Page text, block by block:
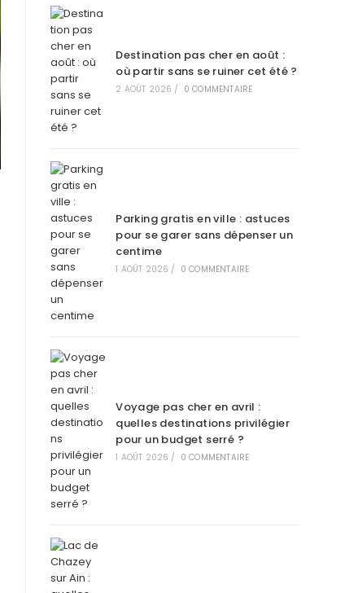
Destination pas cher en août :
où partir sans se ruiner cet été ?
2 AOÛT 2026 / 0 COMMENTAIRE
Parking gratis en ville : astuces
pour se garer sans dépenser un
centime
1 AOÛT 2026 / 0 COMMENTAIRE
Voyage pas cher en avril :
quelles destinations privilégier
pour un budget serré ?
1 AOÛT 2026 / 0 COMMENTAIRE